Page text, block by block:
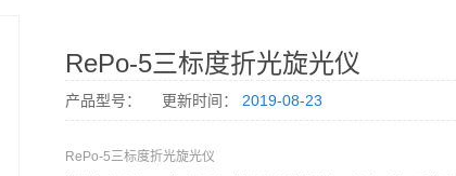
RePo-5三标度折光旋光仪
产品型号： 更新时间： 2019-08-23
RePo-5三标度折光旋光仪